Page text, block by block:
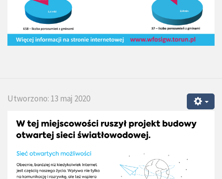
Utworzono: 13 maj 2020